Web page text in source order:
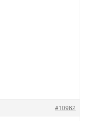
#10962